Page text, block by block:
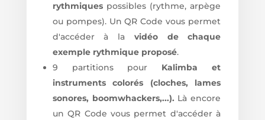
rythmiquespossibles (rythme, arpège
ou pompes). Un QR Code vous permet
d'accéder à la vidéo de chaque
exemple rythmique proposé.
9 partitions pour Kalimba et
instruments colorés (cloches, lames
sonores, boomwhackers,...). Là encore
un QR Code vous permet d'accéder à